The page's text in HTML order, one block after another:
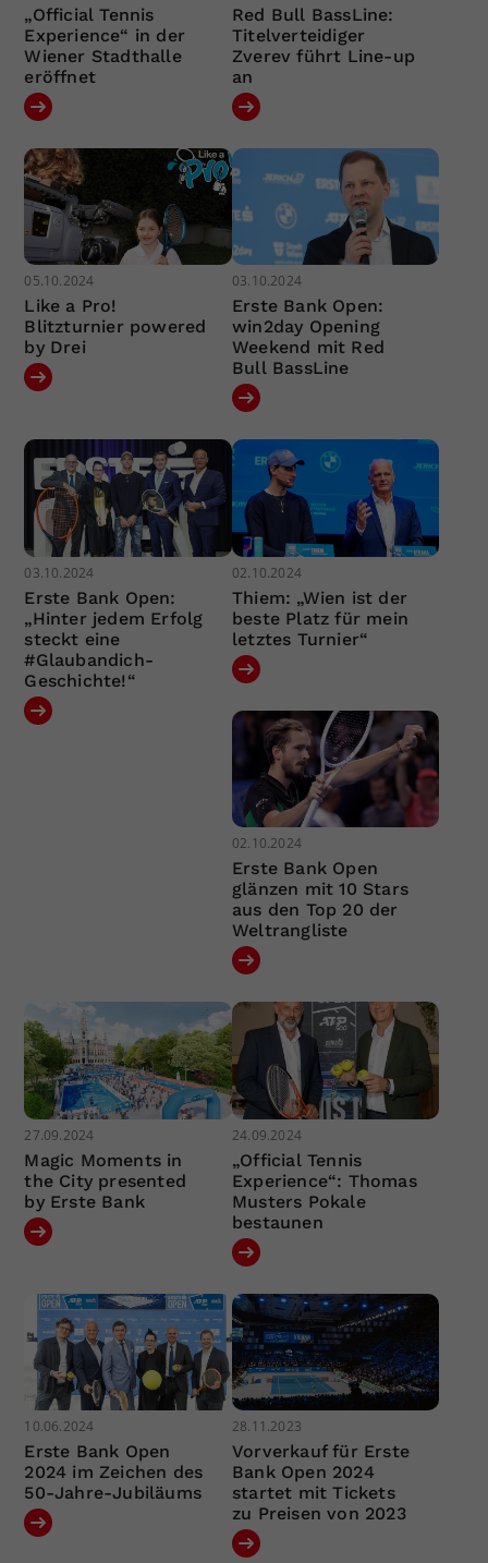
„Official Tennis
Experience“ in der
Wiener Stadthalle
eröffnet
Red Bull BassLine:
Titelverteidiger
Zverev führt Line-up
an
05.10.2024
Like a Pro!
Blitzturnier powered
by Drei
03.10.2024
Erste Bank Open:
win2day Opening
Weekend mit Red
Bull BassLine
03.10.2024
Erste Bank Open:
„Hinter jedem Erfolg
steckt eine
#Glaubandich-
Geschichte!“
02.10.2024
Thiem: „Wien ist der
beste Platz für mein
letztes Turnier“
02.10.2024
Erste Bank Open
glänzen mit 10 Stars
aus den Top 20 der
Weltrangliste
27.09.2024
Magic Moments in
the City presented
by Erste Bank
24.09.2024
„Official Tennis
Experience“: Thomas
Musters Pokale
bestaunen
10.06.2024
Erste Bank Open
2024 im Zeichen des
50-Jahre-Jubiläums
28.11.2023
Vorverkauf für Erste
Bank Open 2024
startet mit Tickets
zu Preisen von 2023